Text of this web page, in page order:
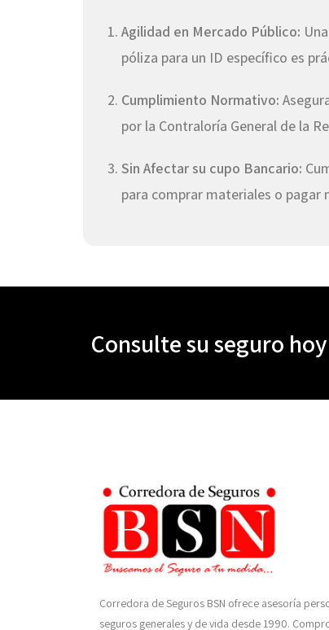
Agilidad en Mercado Público:
póliza para un ID específico es
Cumplimiento Normativo:
por la Contraloría General de la
Sin Afectar su cupo Bancario:
para comprar materiales o pagar
Consulte su seguro hoy
Corredora de Seguros BSN ofrece asesoría
seguros generales y de vida desde 1990.